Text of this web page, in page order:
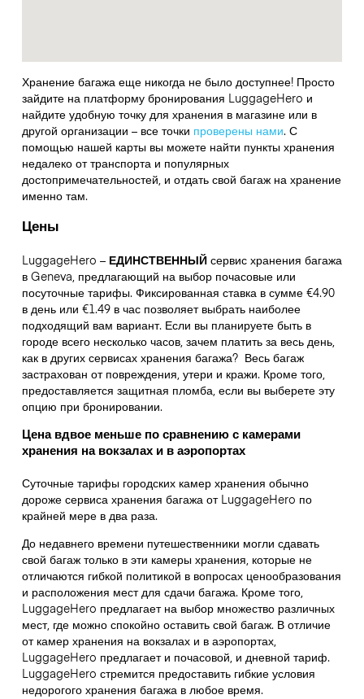
Хранение багажа еще никогда не было доступнее! Просто
зайдите на платформу бронирования LuggageHero и
найдите удобную точку для хранения в магазине или в
другой организации – все точки проверены нами. С
помощью нашей карты вы можете найти пункты хранения
недалеко от транспорта и популярных
достопримечательностей, и отдать свой багаж на хранение
именно там.
Цены
LuggageHero – ЕДИНСТВЕННЫЙсервис хранения багажа
в Geneva, предлагающий на выбор почасовые или
посуточные тарифы. Фиксированная ставка в сумме €4.90
в день или €1.49 в час позволяет выбрать наиболее
подходящий вам вариант. Если вы планируете быть в
городе всего несколько часов, зачем платить за весь день,
как в других сервисах хранения багажа? Весь багаж
застрахован от повреждения, утери и кражи. Кроме того,
предоставляется защитная пломба, если вы выберете эту
опцию при бронировании.
Цена вдвое меньше по сравнению с камерами
хранения на вокзалах и в аэропортах
Суточные тарифы городских камер хранения обычно
дороже сервиса хранения багажа от LuggageHero по
крайней мере в два раза.
До недавнего времени путешественники могли сдавать
свой багаж только в эти камеры хранения, которые не
отличаются гибкой политикой в вопросах ценообразования
и расположения мест для сдачи багажа. Кроме того,
LuggageHero предлагает на выбор множество различных
мест, где можно спокойно оставить свой багаж. В отличие
от камер хранения на вокзалах и в аэропортах,
LuggageHero предлагает и почасовой, и дневной тариф.
LuggageHero стремится предоставить гибкие условия
недорогого хранения багажа в любое время.